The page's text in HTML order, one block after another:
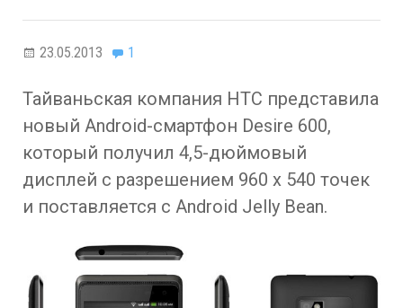
23.05.2013 1
Тайваньская компания HTC представила
новый Android-смартфон Desire 600,
который получил 4,5-дюймовый
дисплей с разрешением 960 х 540 точек
и поставляется с Android Jelly Bean.